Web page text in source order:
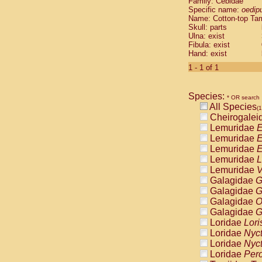
Cebidae
Cebidae
Cebidae
Cebidae
Cebidae
Cebidae
Cebidae
Cebidae
Cebidae
Cebidae
Cebidae
Cebidae
Atelidae
Atelidae
Atelidae
Atelidae
Atelidae
Atelidae
Atelidae
Atelidae
Atelidae
Atelidae
Pitheciidae
Specific name:
Name: Cotton-top
Skull: parts
Ulna: exist
Fibula: exist
Hand: exist
1 - 1 of 1
Species: * OR search
All Species
Lemuridae
Lemuridae
Lemuridae
Lemuridae
Lemuridae
Galagidae
Galagidae
Galagidae
Galagidae
Loridae
Loridae
Loridae
Loridae